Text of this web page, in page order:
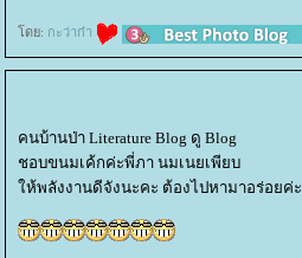
ดย: กะว่าก๋า
คนบ้านป่า Literature Blog ดู Blog
ชอบขนมเค้กค่ะพี่ภา นมเนยเพียบ
ห้พลังงานดีจังนะคะ ต้องไปหามาอร่อยค่ะ